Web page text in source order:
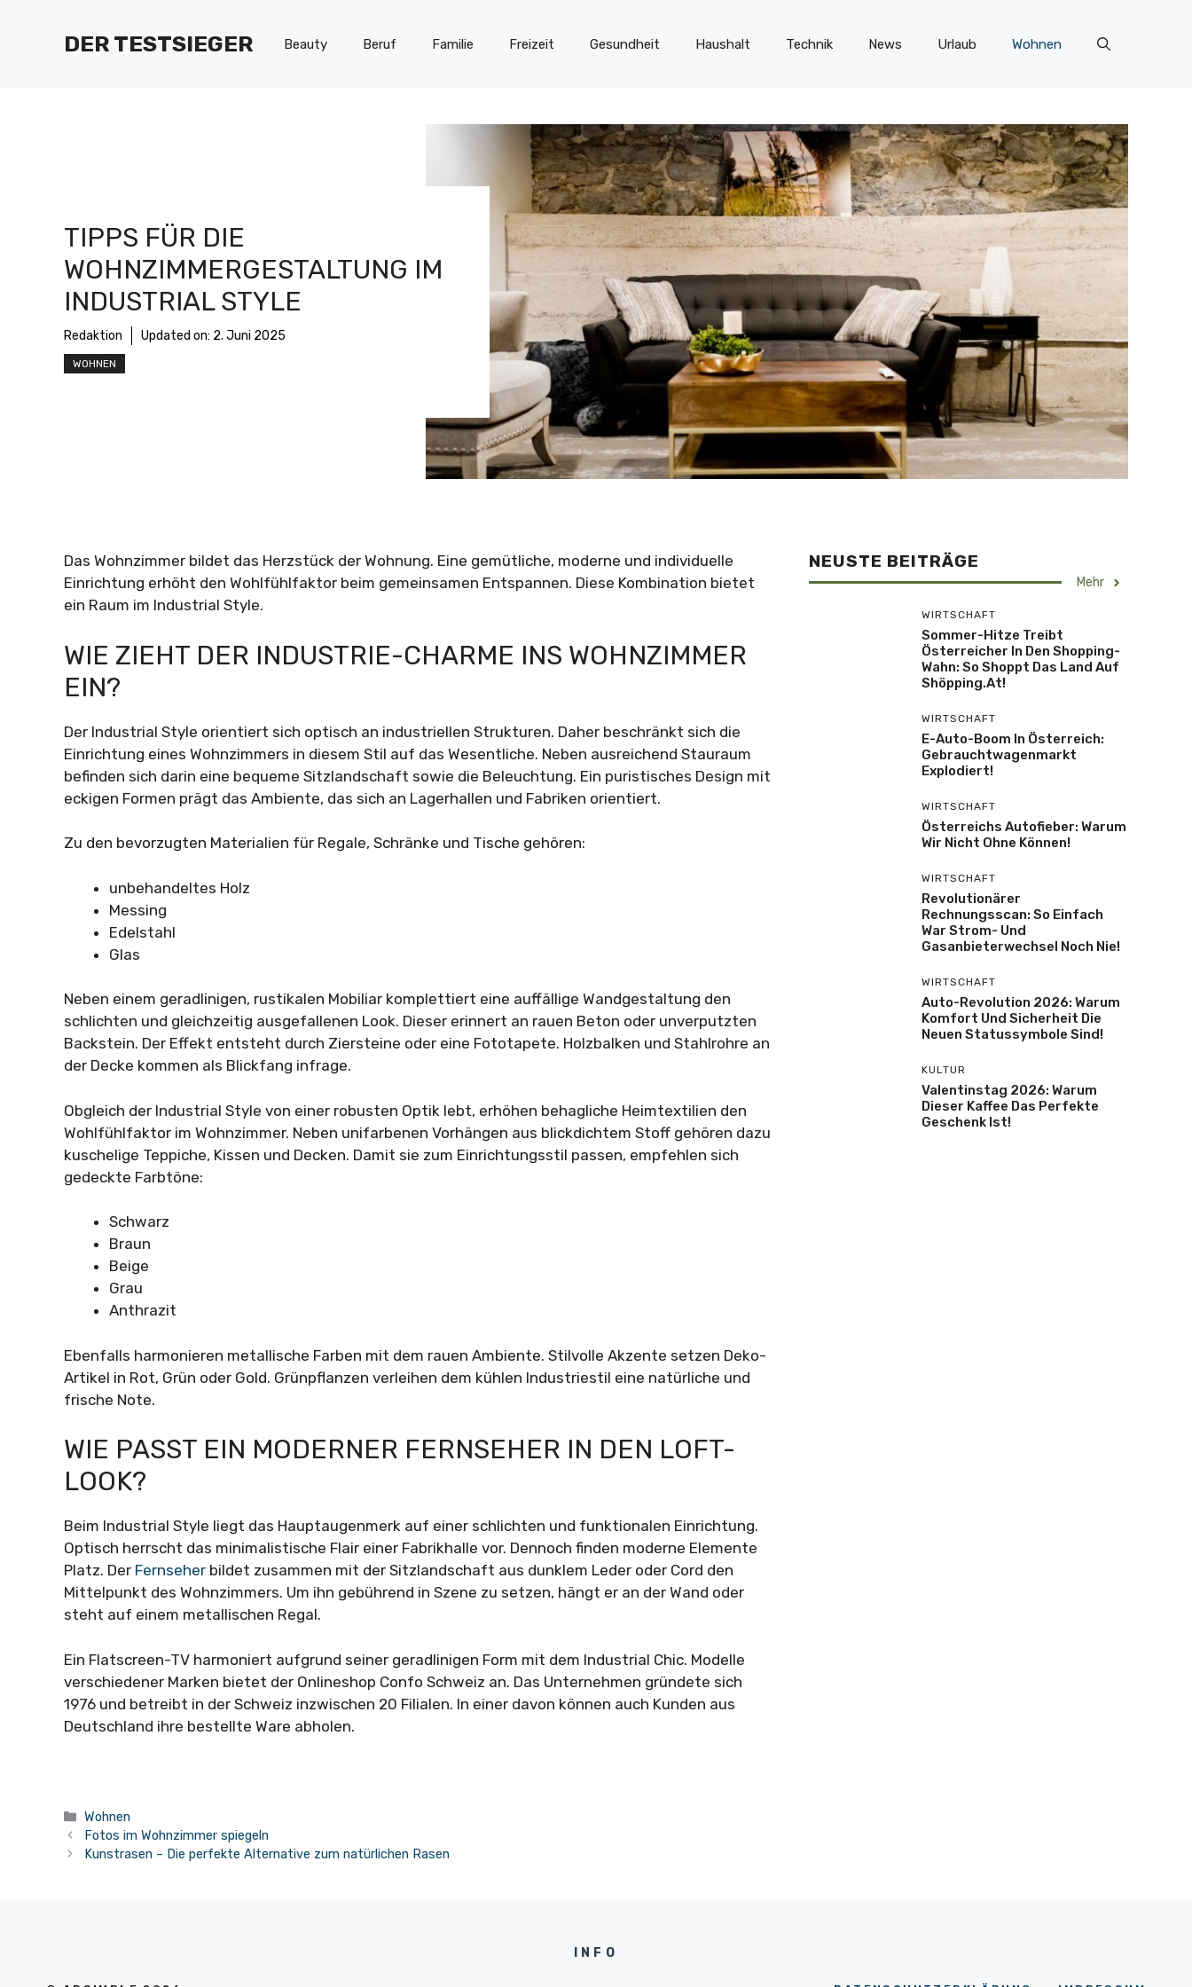
DER TESTSIEGER Beauty Beruf Familie Freizeit Gesundheit Haushalt Technik News Urlaub Wohnen
TIPPS FÜR DIE
WOHNZIMMERGESTALTUNG IM
INDUSTRIAL STYLE
Redaktion Updated on: 2. Juni 2025
WOHNEN
Das Wohnzimmer bildet das Herzstück der Wohnung. Eine gemütliche, moderne und individuelle
Einrichtung erhöht den Wohlfühlfaktor beim gemeinsamen Entspannen. Diese Kombination bietet
ein Raum im Industrial Style.
WIE ZIEHT DER INDUSTRIE-CHARME INS WOHNZIMMER
EIN?
Der Industrial Style orientiert sich optisch an industriellen Strukturen. Daher beschränkt sich die
Einrichtung eines Wohnzimmers in diesem Stil auf das Wesentliche. Neben ausreichend Stauraum
befinden sich darin eine bequeme Sitzlandschaft sowie die Beleuchtung. Ein puristisches Design mit
eckigen Formen prägt das Ambiente, das sich an Lagerhallen und Fabriken orientiert.
Zu den bevorzugten Materialien für Regale, Schränke und Tische gehören:
unbehandeltes Holz
Messing
Edelstahl
Glas
Neben einem geradlinigen, rustikalen Mobiliar komplettiert eine auffällige Wandgestaltung den
schlichten und gleichzeitig ausgefallenen Look. Dieser erinnert an rauen Beton oder unverputzten
Backstein. Der Effekt entsteht durch Ziersteine oder eine Fototapete. Holzbalken und Stahlrohre an
der Decke kommen als Blickfang infrage.
Obgleich der Industrial Style von einer robusten Optik lebt, erhöhen behagliche Heimtextilien den
Wohlfühlfaktor im Wohnzimmer. Neben unifarbenen Vorhängen aus blickdichtem Stoff gehören dazu
kuschelige Teppiche, Kissen und Decken. Damit sie zum Einrichtungsstil passen, empfehlen sich
gedeckte Farbtöne:
Schwarz
Braun
Beige
Grau
Anthrazit
Ebenfalls harmonieren metallische Farben mit dem rauen Ambiente. Stilvolle Akzente setzen Deko-
Artikel in Rot, Grün oder Gold. Grünpflanzen verleihen dem kühlen Industriestil eine natürliche und
frische Note.
WIE PASST EIN MODERNER FERNSEHER IN DEN LOFT-
LOOK?
Beim Industrial Style liegt das Hauptaugenmerk auf einer schlichten und funktionalen Einrichtung.
Optisch herrscht das minimalistische Flair einer Fabrikhalle vor. Dennoch finden moderne Elemente
Platz. Der Fernseher bildet zusammen mit der Sitzlandschaft aus dunklem Leder oder Cord den
Mittelpunkt des Wohnzimmers. Um ihn gebührend in Szene zu setzen, hängt er an der Wand oder
steht auf einem metallischen Regal.
Ein Flatscreen-TV harmoniert aufgrund seiner geradlinigen Form mit dem Industrial Chic. Modelle
verschiedener Marken bietet der Onlineshop Confo Schweiz an. Das Unternehmen gründete sich
1976 und betreibt in der Schweiz inzwischen 20 Filialen. In einer davon können auch Kunden aus
Deutschland ihre bestellte Ware abholen.
Kategorien
Wohnen
Fotos im Wohnzimmer spiegeln
Kunstrasen – Die perfekte Alternative zum natürlichen Rasen
NEUSTE BEITRÄGE
Mehr
WIRTSCHAFT
Sommer-Hitze Treibt
Österreicher In Den Shopping-
Wahn: So Shoppt Das Land Auf
Shöpping.at!
WIRTSCHAFT
E-Auto-Boom In Österreich:
Gebrauchtwagenmarkt
Explodiert!
WIRTSCHAFT
Österreichs Autofieber: Warum
Wir Nicht Ohne Können!
WIRTSCHAFT
Revolutionärer
Rechnungsscan: So Einfach
War Strom- Und
Gasanbieterwechsel Noch Nie!
WIRTSCHAFT
Auto-Revolution 2026: Warum
Komfort Und Sicherheit Die
Neuen Statussymbole Sind!
KULTUR
Valentinstag 2026: Warum
Dieser Kaffee Das Perfekte
Geschenk Ist!
INFO